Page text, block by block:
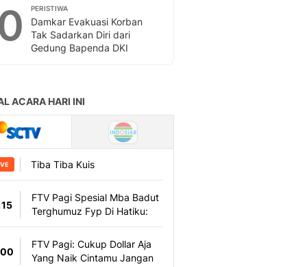
PERISTIWA
Damkar Evakuasi Korban
Tak Sadarkan Diri dari
Gedung Bapenda DKI